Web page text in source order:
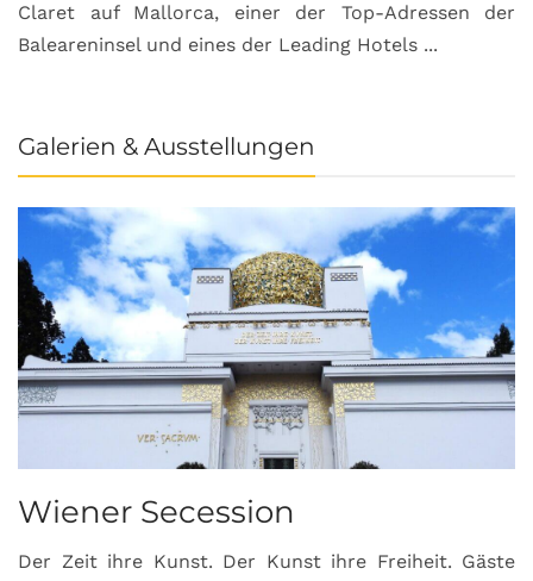
Claret auf Mallorca, einer der Top-Adressen der
Baleareninsel und eines der Leading Hotels ...
Galerien & Ausstellungen
Wiener Secession
Der Zeit ihre Kunst. Der Kunst ihre Freiheit. Gäste